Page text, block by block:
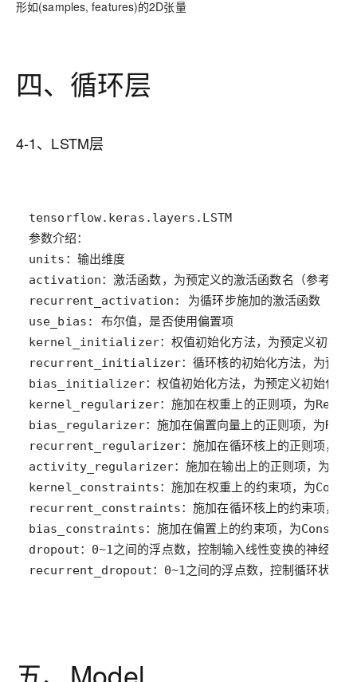
形如(samples, features)的2D张量
四、循环层
4-1、LSTM层
recurrent_dropout：0~1之间的浮点数，控制循环状态的